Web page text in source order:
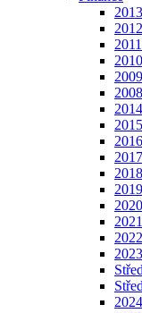
2013
2012
2011
2010
2009
2008
2014
2015
2016
2017
2018
2019
2020
2021
2022
2023
2024